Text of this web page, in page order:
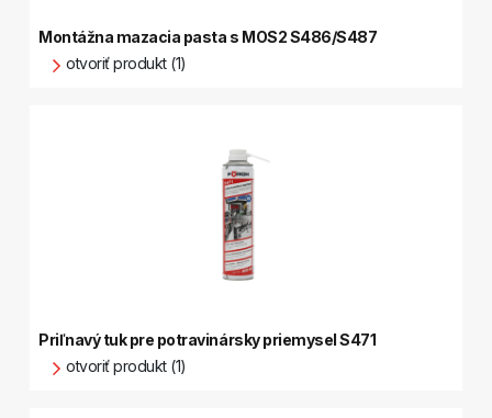
Montážna mazacia pasta s MOS2 S486/S487
otvoriť produkt (1)
Priľnavý tuk pre potravinársky priemysel S471
otvoriť produkt (1)